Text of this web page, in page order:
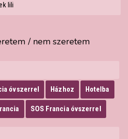
lili
/ nem szeretem
óvszerrel Házhoz Hotelba
SOS Francia óvszerrel